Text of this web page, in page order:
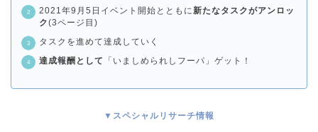
2021年9月5日イベント開始とともに新たなタスクがアンロッ
ク(3ページ目)
タスクを進めて達成していく
達成報酬として
「いましめられしフーパ」ゲット！
▼スペシャルリサーチ情報